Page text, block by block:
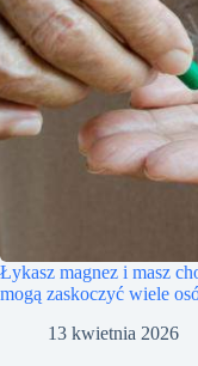
Łykasz magnez i masz
mogą zaskoczyć wiele
13 kwietnia 2026